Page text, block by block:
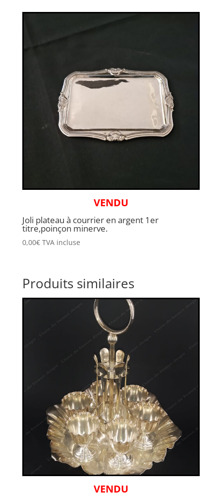
VENDU
Joli plateau à courrier en argent 1er
titre,poinçon minerve.
0,00€ TVA incluse
Produits similaires
VENDU